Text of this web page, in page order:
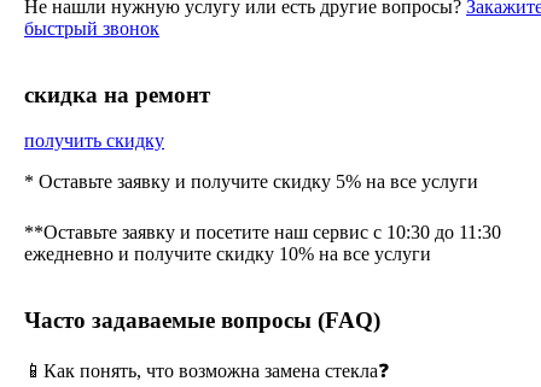
Не нашли нужную услугу или есть другие вопросы?
быстрый звонок
cкидка на ремонт
получить скидку
* Оставьте заявку и получите скидку 5% на все услуги
**Оставьте заявку и посетите наш сервис с 10:30 до 11:30
ежедневно и получите скидку 10% на все услуги
Часто задаваемые вопросы (FAQ)
📱Как понять, что возможна замена стекла❓